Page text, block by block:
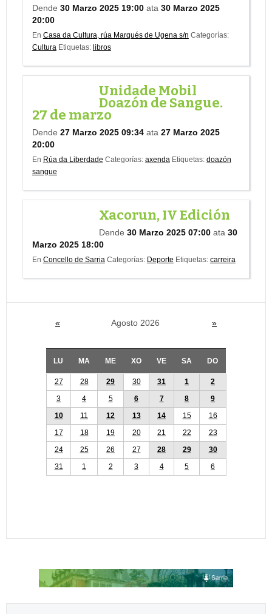
Dende 30 Marzo 2025 19:00 ata 30 Marzo 2025
20:00
En Casa da Cultura, rúa Marqués de Ugena s/n Categorías:
Cultura Etiquetas: libros
Unidade Mobil
Doazón de Sangue.
27 de marzo
Dende 27 Marzo 2025 09:34 ata 27 Marzo 2025
20:00
En Rúa da Liberdade Categorías: axenda Etiquetas: doazón
sangue
Xacorun, IV Edición
Dende 30 Marzo 2025 07:00 ata 30
Marzo 2025 18:00
En Concello de Sarria Categorías: Deporte Etiquetas: carreira
« Agosto 2026 »
LU MA ME XO VE SA DO
27 28 29 30 31 1
2
3
4 5 6 7 8
9
10
11 12 13 14 15
16
17
18 19 20 21 22
23
24
25 26 27 28 29
30
31
1 2 3 4 5 6